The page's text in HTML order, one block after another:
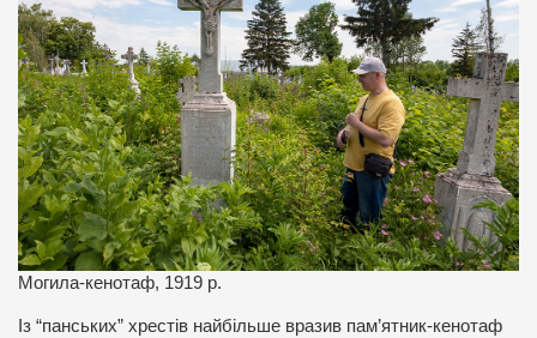
Могила-кенотаф, 1919 р.
Із “панських” хрестів найбільше вразив пам’ятник-кенотаф